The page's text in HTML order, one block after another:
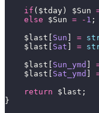
    if
($tday) $Sun
    else
$Sun = - 1 ;
    $last[
Sun ] =
    $last[
Sat ] =
    $last[
Sun_ymd ]
    $last[
Sat_ymd ]
    return
$last;
}